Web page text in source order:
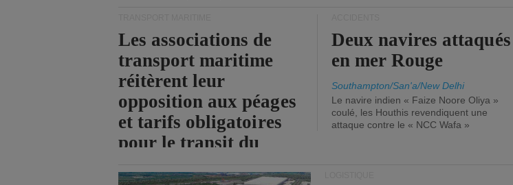
Les associations de
transport maritime
réitèrent leur
opposition aux péages
et tarifs obligatoires
pour le transit du
Deux navires attaqués
en mer Rouge
Southampton/San'a/New Delhi
Le navire indien « Faize Noore Oliya »
coulé, les Houthis revendiquent une
attaque contre le « NCC Wafa »